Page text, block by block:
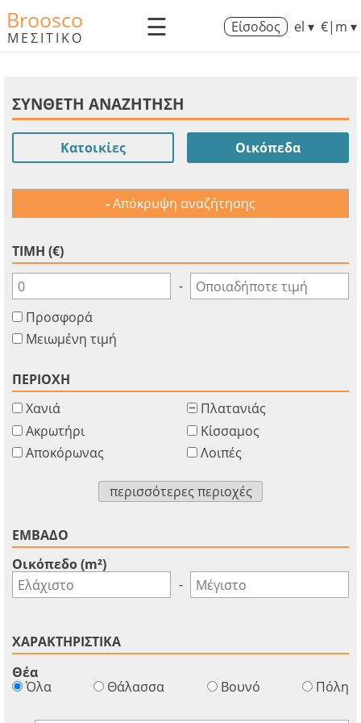
Broosco
ΜΕΣΙΤΙΚΟ ☰ Είσοδος el ▾ €|m ▾
ΣΥΝΘΕΤΗ ΑΝΑΖΗΤΗΣΗ
Κατοικίες Οικόπεδα
Απόκρυψη αναζήτησης
ΤΙΜΗ (€)
-
Προσφορά
Μειωμένη τιμή
ΠΕΡΙΟΧΗ
Χανιά
Ακρωτήρι
Αποκόρωνας
Πλατανιάς
Κίσσαμος
Λοιπές
περισσότερες περιοχές
ΕΜΒΑΔΟ
Οικόπεδο (m²)
-
ΧΑΡΑΚΤΗΡΙΣΤΙΚΑ
Θέα
Όλα
Θάλασσα Βουνό Πόλη